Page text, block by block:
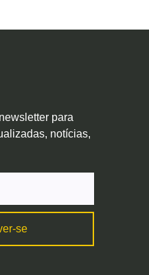
para
notícias,
se